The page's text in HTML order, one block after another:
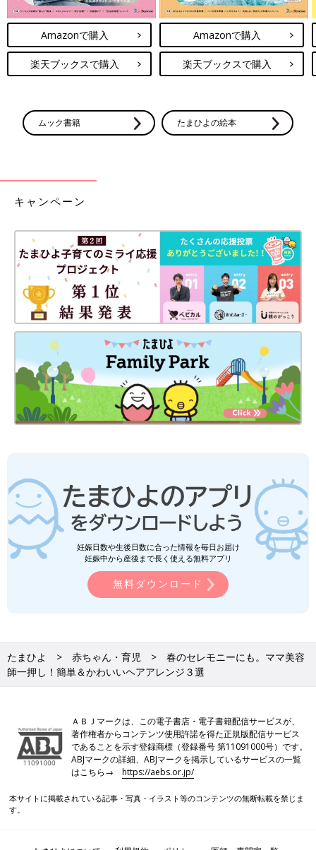
Amazonで購入
楽天ブックスで購入
Amazonで購入
楽天ブックスで購入
ムック書籍 たまひよの絵本
キャンペーン
妊娠日数や生後日数に合った情報を毎日お届け
妊娠中から産後まで長く使える無料アプリ
無料ダウンロード
たまひよ 赤ちゃん・育児
春のセレモニーにも。ママ美容
師一押し！簡単＆かわいいヘアアレンジ３選
ＡＢＪマークは、この電子書店・電子書籍配信サービスが、
著作権者からコンテンツ使用許諾を得た正規版配信サービス
であることを示す登録商標（登録番号 第11091000号）です。
ABJマークの詳細、ABJマークを掲示しているサービスの一覧
はこちら→https://aebs.or.jp/
本サイトに掲載されている記事・写真・イラスト等のコンテンツの無断転載を禁じま
す。